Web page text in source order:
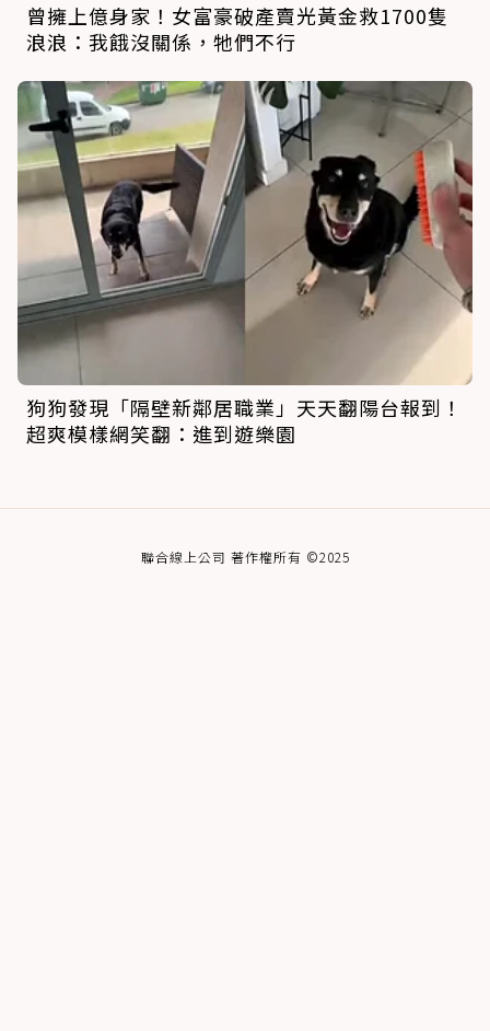
曾擁上億身家！女富豪破產賣光黃金救1700隻
浪浪：我餓沒關係，牠們不行
狗狗發現「隔壁新鄰居職業」天天翻陽台報到！
超爽模樣網笑翻：進到遊樂園
聯合線上公司 著作權所有 ©2025